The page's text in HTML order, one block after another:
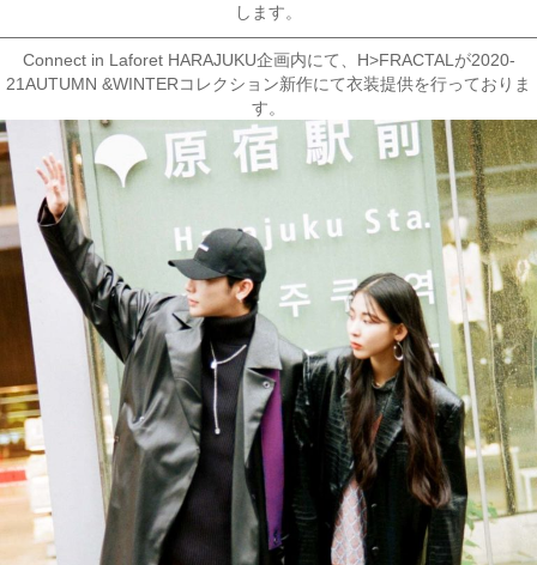
します。
Connect in Laforet HARAJUKU企画内にて、H>FRACTALが2020-
21AUTUMN &WINTERコレクション新作にて衣装提供を行っておりま
す。